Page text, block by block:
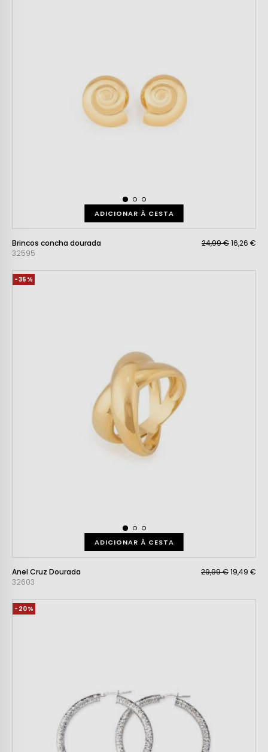
ADICIONAR À CESTA
Brincos concha dourada
32595
24,99 €16,26 €
-35%
ADICIONAR À CESTA
Anel Cruz Dourada
32603
29,99 €19,49 €
-20%